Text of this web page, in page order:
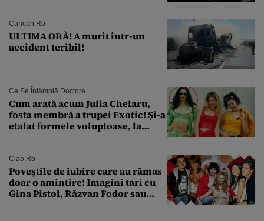
Cancan.ro
ULTIMA ORĂ! A murit într-un
accident teribil!
Ce Se Întâmplă Doctore
Cum arată acum Julia Chelaru,
fosta membră a trupei Exotic! Și-a
etalat formele voluptoase, la
Ciao.ro
Poveştile de iubire care au rămas
doar o amintire! Imagini tari cu
Gina Pistol, Răzvan Fodor sau